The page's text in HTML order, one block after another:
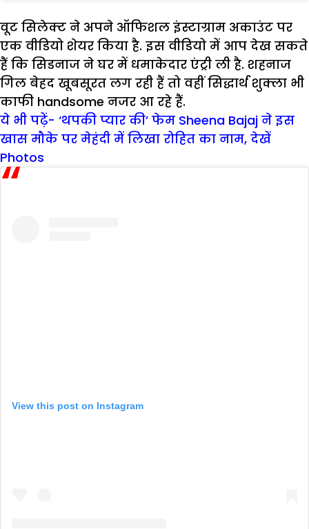
वूट सिलेक्ट ने अपने ऑफिशल इंस्टाग्राम अकाउंट पर
एक वीडियो शेयर किया है. इस वीडियो में आप देख सकते
हैं कि सिडनाज ने घर में धमाकेदार एंट्री ली है. शहनाज
गिल बेहद खूबसूरत लग रही हैं तो वहीं सिद्धार्थ शुक्ला भी
काफी handsome नजर आ रहे हैं.
ये भी पढ़ें- ‘थपकी प्यार की’ फेम Sheena Bajaj ने इस
खास मौके पर मेहंदी में लिखा रोहित का नाम, देखें
Photos
View this post on Instagram